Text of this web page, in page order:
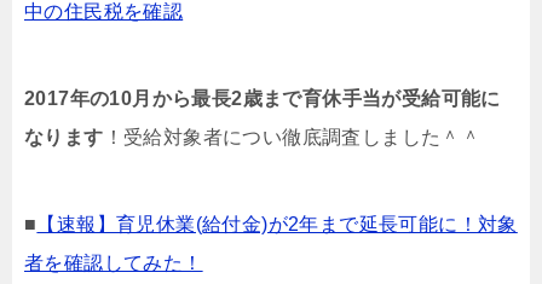
中の住民税を確認
2017年の10月から最長2歳まで育休手当が受給可能に
なります ！受給対象者につい徹底調査しました＾＾
■ 【速報】育児休業(給付金)が2年まで延長可能に！対象
者を確認してみた！